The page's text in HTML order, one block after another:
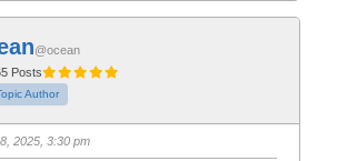
@ocean
Posts
Author
2025, 3:30 pm